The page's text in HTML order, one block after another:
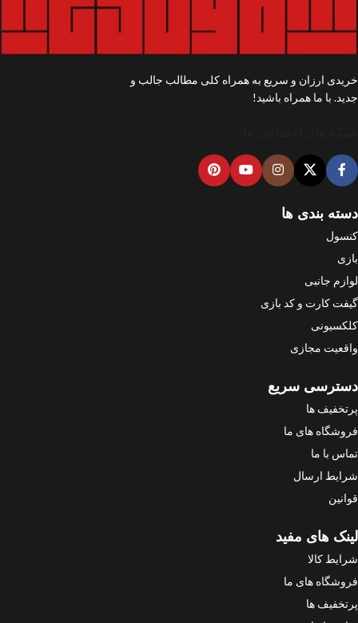
خریدی ارزان و سریع به همراه کلی مطالب جالب و
جدید. با ما همراه باشید!
دسته بندی ها
کنسول
بازی
لوازم جانبی
گیفت کارت و کد بازی
کلکسیونی
واقعیت مجازی
دسترسی سریع
پرتخفیف ها
فروشگاه های ما
تماس با ما
شرایط ارسال
قوانین
لینک های مفید
شرایط کالا
فروشگاه های ما
پرتخفیف ها